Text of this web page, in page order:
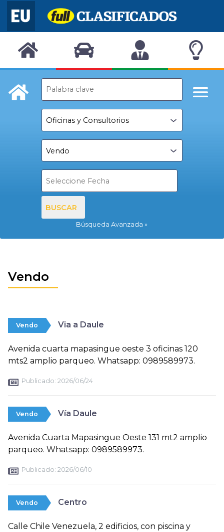
BUSCAR
Búsqueda Avanzada
Vendo
Vendo Via a Daule
Avenida cuarta mapasingue oeste 3 oficinas 120
mts2 amplio parqueo. Whatsapp: 0989589973.
Publicado: 2026/06/24
Vendo Vía Daule
Avenida Cuarta Mapasingue Oeste 131 mt2 amplio
parqueo. Whatsapp: 0989589973.
Publicado: 2026/06/10
Vendo Centro
Calle Chile Venezuela, 2 edificios, con piscina y